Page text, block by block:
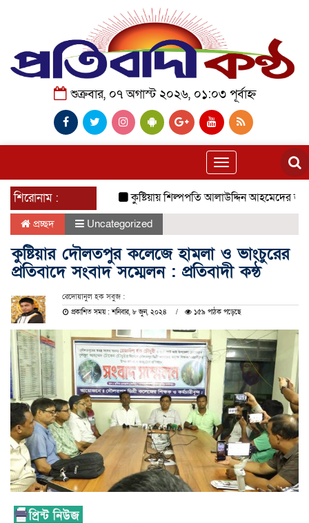
শুক্রবার, ০৭ অগাস্ট ২০২৬, ০১:০৩ পূর্বাহ্ন
Toggle
navigation
শিরোনাম : কুষ্টিয়ায় শিল্পপতি আলাউদ্দিন আহমেদের
প্রচ্ছদ Uncategorized
কুষ্টিয়ার দৌলতপুর কলেজে হামলা ও ভাংচুরের
প্রতিবাদে সংবাদ সম্মেলন : প্রতিবাদী কন্ঠ
রেদোয়ানুল হক সবুজ :
প্রকাশিত সময় : শনিবার, ৮ জুন, ২০২৪ ১৫৯ পাঠক পড়েছে